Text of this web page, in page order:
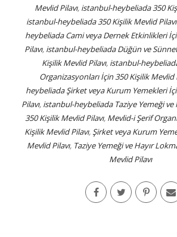
Mevlid Pilavı, istanbul-heybeliada 350
istanbul-heybeliada 350 Kişilik Mevlid
heybeliada Cami veya Dernek Etkinlikleri
Pilavı, istanbul-heybeliada Düğün ve
Kişilik Mevlid Pilavı, istanbul-
Organizasyonları İçin 350 Kişilik Mevlid
heybeliada Şirket veya Kurum Yemekleri
Pilavı, istanbul-heybeliada Taziye Yemeği ve
350 Kişilik Mevlid Pilavı, Mevlid-i Şerif
Kişilik Mevlid Pilavı,Şirket veya Kurum
Mevlid Pilavı, Taziye Yemeği ve Hayır
Mevlid Pilavı